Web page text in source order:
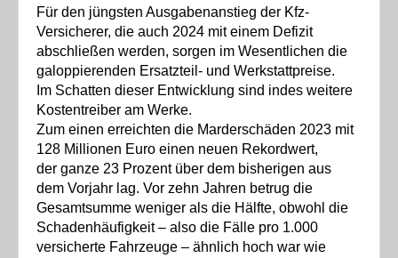
Für den jüngsten Ausgabenanstieg der Kfz-
Versicherer, die auch 2024 mit einem Defizit
abschließen werden, sorgen im Wesentlichen die
galoppierenden Ersatzteil- und Werkstattpreise.
Im Schatten dieser Entwicklung sind indes weitere
Kostentreiber am Werke.
Zum einen erreichten die Marderschäden 2023 mit
128 Millionen Euro einen neuen Rekordwert,
der ganze 23 Prozent über dem bisherigen aus
dem Vorjahr lag. Vor zehn Jahren betrug die
Gesamtsumme weniger als die Hälfte, obwohl die
Schadenhäufigkeit – also die Fälle pro 1.000
versicherte Fahrzeuge – ähnlich hoch war wie